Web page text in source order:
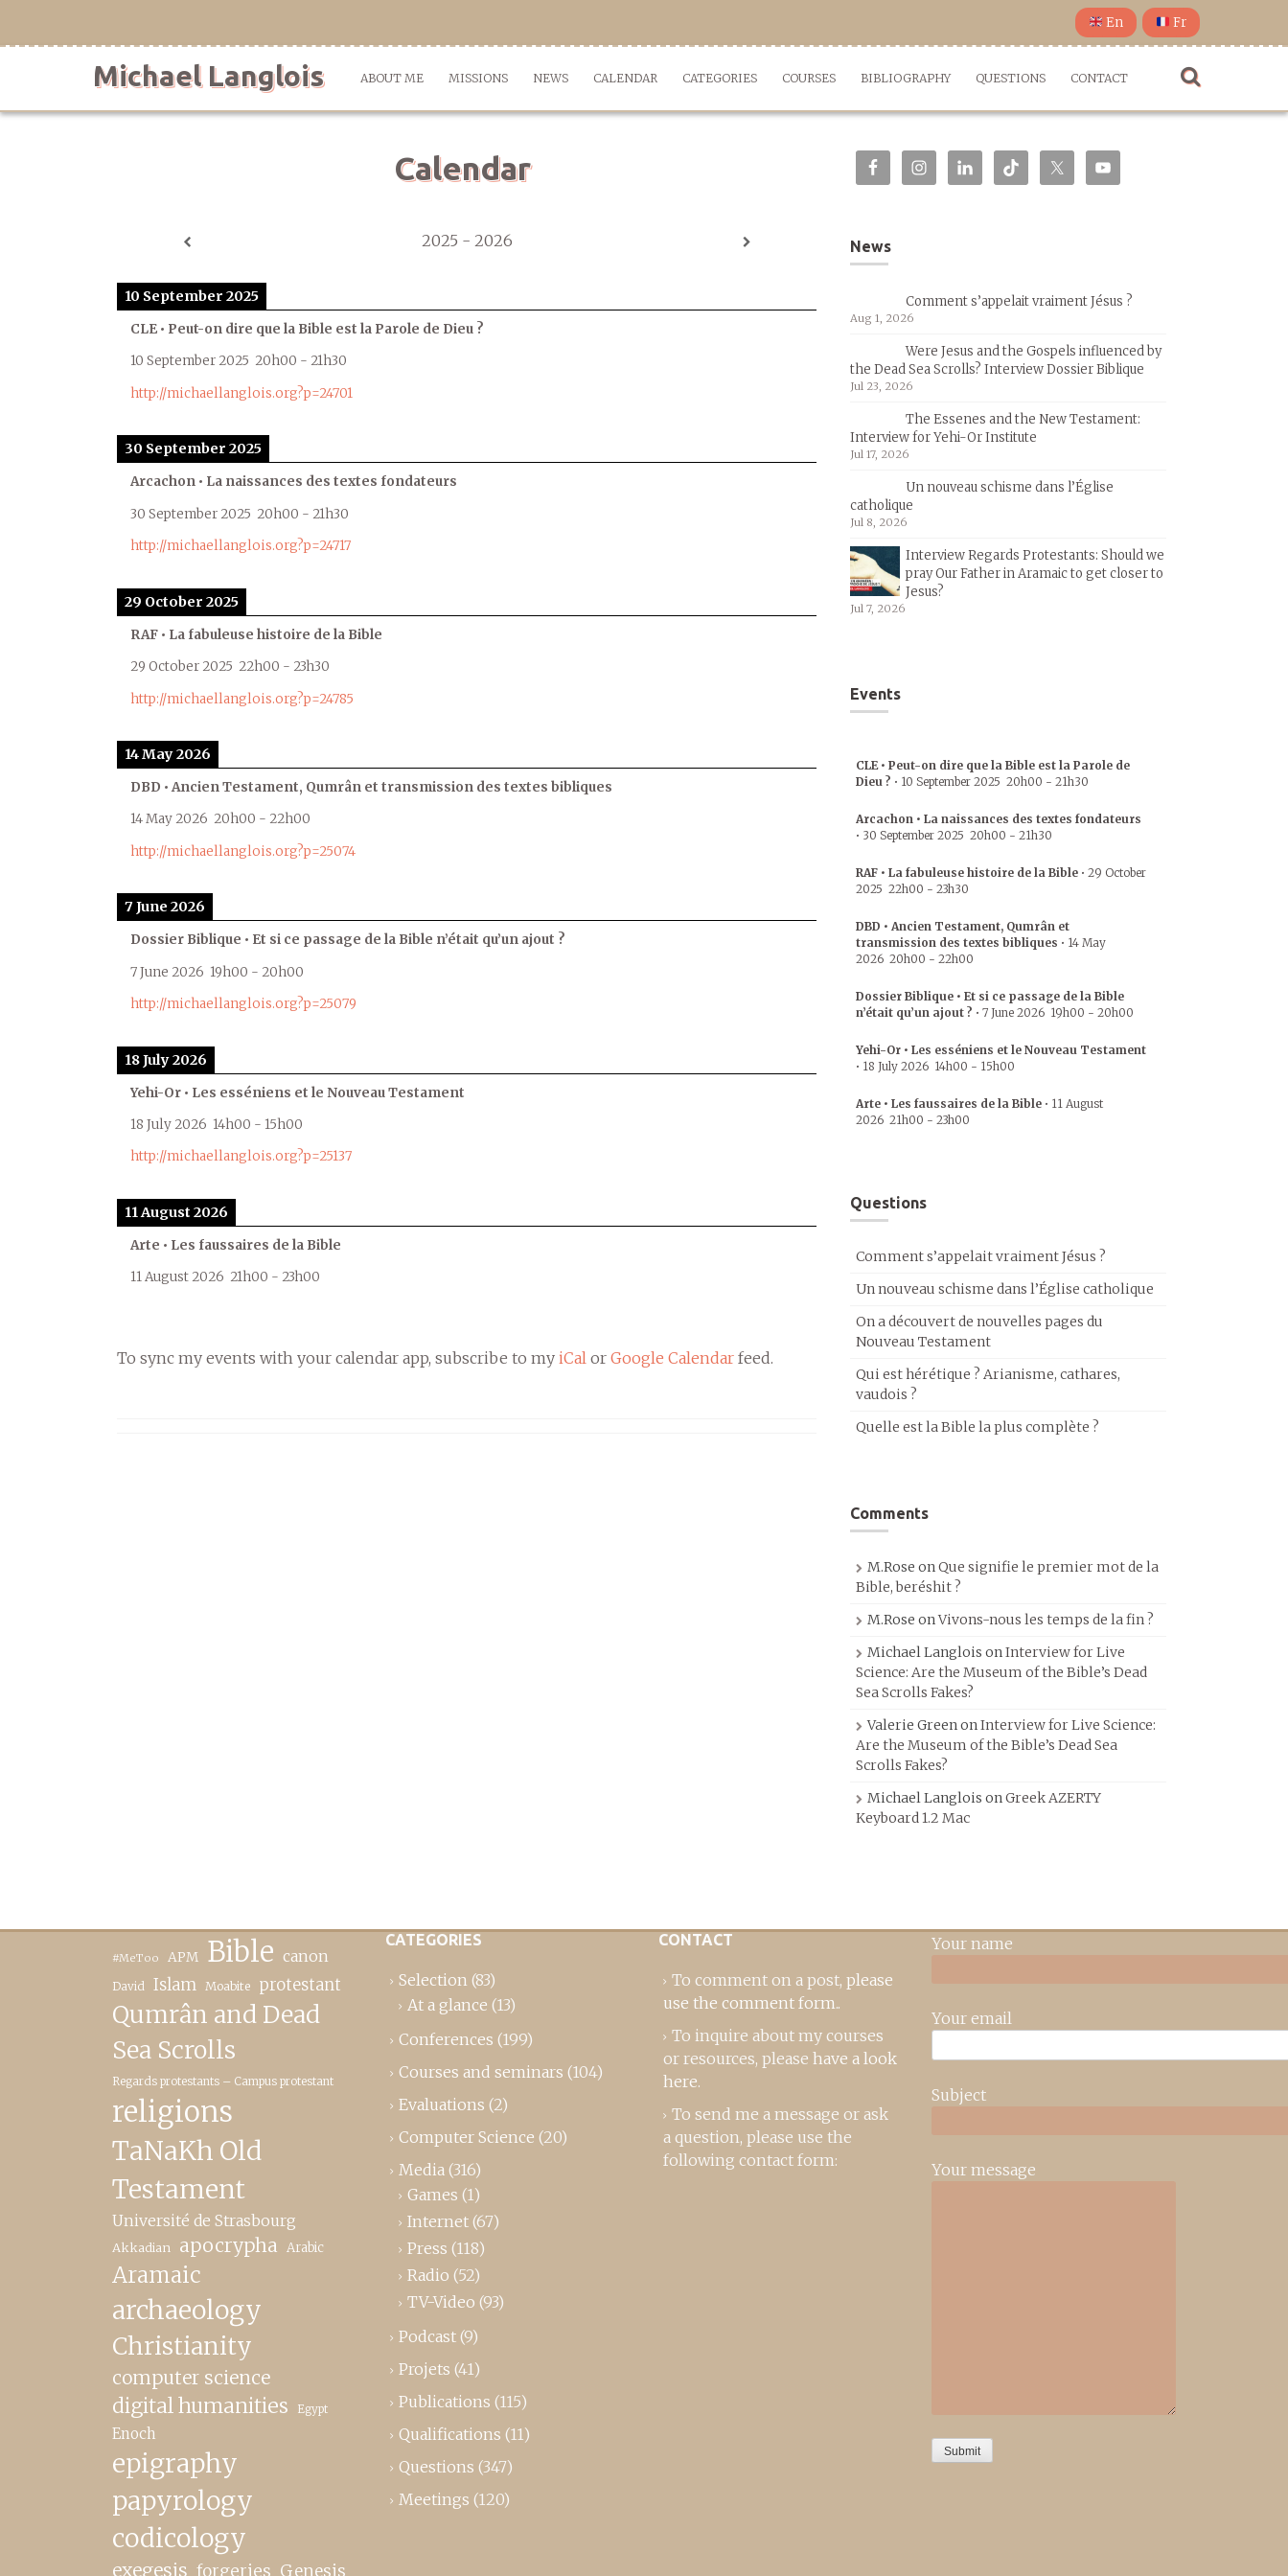
En Fr
Michael Langlois ABOUT ME MISSIONS NEWS CALENDAR CATEGORIES COURSES BIBLIOGRAPHY QUESTIONS CONTACT
Calendar
2025 - 2026
10 September 2025
CLE • Peut-on dire que la Bible est la Parole de Dieu ?
10 September 2025 20h00 - 21h30
http://michaellanglois.org?p=24701
30 September 2025
Arcachon • La naissances des textes fondateurs
30 September 2025 20h00 - 21h30
http://michaellanglois.org?p=24717
29 October 2025
RAF • La fabuleuse histoire de la Bible
29 October 2025 22h00 - 23h30
http://michaellanglois.org?p=24785
14 May 2026
DBD • Ancien Testament, Qumrân et transmission des textes bibliques
14 May 2026 20h00 - 22h00
http://michaellanglois.org?p=25074
7 June 2026
Dossier Biblique • Et si ce passage de la Bible n’était qu’un ajout ?
7 June 2026 19h00 - 20h00
http://michaellanglois.org?p=25079
18 July 2026
Yehi-Or • Les esséniens et le Nouveau Testament
18 July 2026 14h00 - 15h00
http://michaellanglois.org?p=25137
11 August 2026
Arte • Les faussaires de la Bible
11 August 2026 21h00 - 23h00
To sync my events with your calendar app, subscribe to my iCal or Google Calendar feed.
News
Comment s’appelait vraiment Jésus ?
Aug 1, 2026
Were Jesus and the Gospels influenced by
the Dead Sea Scrolls? Interview Dossier Biblique
Jul 23, 2026
The Essenes and the New Testament:
Interview for Yehi-Or Institute
Jul 17, 2026
Un nouveau schisme dans l’Église
catholique
Jul 8, 2026
Interview Regards Protestants: Should we
pray Our Father in Aramaic to get closer to
Jesus?
Jul 7, 2026
Events
CLE • Peut-on dire que la Bible est la Parole de
Dieu ? • 10 September 2025 20h00 - 21h30
Arcachon • La naissances des textes fondateurs
• 30 September 2025 20h00 - 21h30
RAF • La fabuleuse histoire de la Bible • 29 October
2025 22h00 - 23h30
DBD • Ancien Testament, Qumrân et
transmission des textes bibliques • 14 May
2026 20h00 - 22h00
Dossier Biblique • Et si ce passage de la Bible
n’était qu’un ajout ? • 7 June 2026 19h00 - 20h00
Yehi-Or • Les esséniens et le Nouveau Testament
• 18 July 2026 14h00 - 15h00
Arte • Les faussaires de la Bible • 11 August
2026 21h00 - 23h00
Questions
Comment s’appelait vraiment Jésus ?
Un nouveau schisme dans l’Église catholique
On a découvert de nouvelles pages du
Nouveau Testament
Qui est hérétique ? Arianisme, cathares,
vaudois ?
Quelle est la Bible la plus complète ?
Comments
M.Rose onQue signifie le premier mot de la
Bible, beréshit ?
M.Rose onVivons-nous les temps de la fin ?
Michael Langlois onInterview for Live
Science: Are the Museum of the Bible’s Dead
Sea Scrolls Fakes?
Valerie GreenonInterview for Live Science:
Are the Museum of the Bible’s Dead Sea
Scrolls Fakes?
Michael Langlois onGreek AZERTY
Keyboard 1.2 Mac
#MeToo APM Bible canon
David Islam Moabite protestant
Qumrân and Dead
Sea Scrolls
Regards protestants – Campus protestant
religions
TaNaKh Old
Testament
Université de Strasbourg
Akkadian apocrypha Arabic
Aramaic
archaeology
Christianity
computer science
digital humanities Egypt
Enoch
epigraphy
papyrology
codicology
exegesis forgeries Genesis
CATEGORIES
Selection (83)
At a glance (13)
Conferences (199)
Courses and seminars (104)
Evaluations (2)
Computer Science (20)
Media (316)
Games (1)
Internet (67)
Press (118)
Radio (52)
TV-Video (93)
Podcast (9)
Projets (41)
Publications (115)
Qualifications (11)
Questions (347)
Meetings (120)
CONTACT
To comment on a post, please
use the comment form..
To inquire about my courses
or resources, please have a look
here.
To send me a message or ask
a question, please use the
following contact form:
Your name
Your email
Subject
Your message